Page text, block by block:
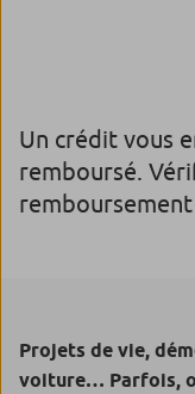
Un crédit vous
remboursé.
Projets de vie,
voiture… Parfois,